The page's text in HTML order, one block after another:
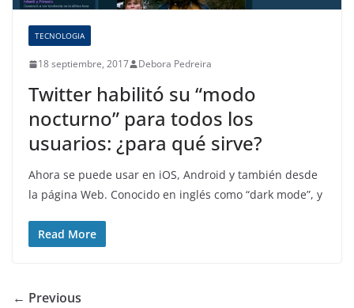
TECNOLOGIA
18 septiembre, 2017 Debora Pedreira
Twitter habilitó su “modo
nocturno” para todos los
usuarios: ¿para qué sirve?
Ahora se puede usar en iOS, Android y también desde
la página Web. Conocido en inglés como “dark mode”, y
Read More
← Previous